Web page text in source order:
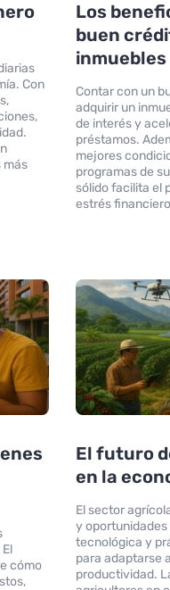
Con
más
Los
buen
inmuebles
Contar con un
adquirir un
de interés y
préstamos.
mejores
programas de
sólido facilita el
estrés
cómo
El futuro
en la
El sector
y
tecnológica y
para adaptarse
productividad.